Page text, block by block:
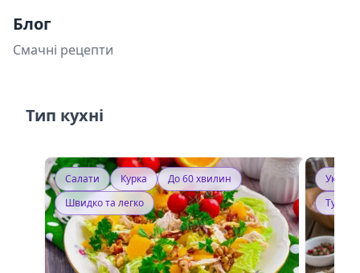
Блог
Смачні рецепти
Тип кухні
Салати Курка
До 60 хвилин
Швидко та легко